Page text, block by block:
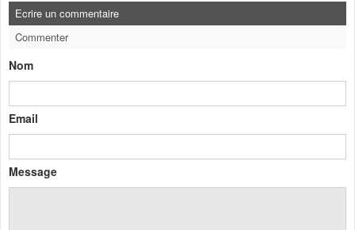
Ecrire un commentaire
Commenter
Nom
Email
Message